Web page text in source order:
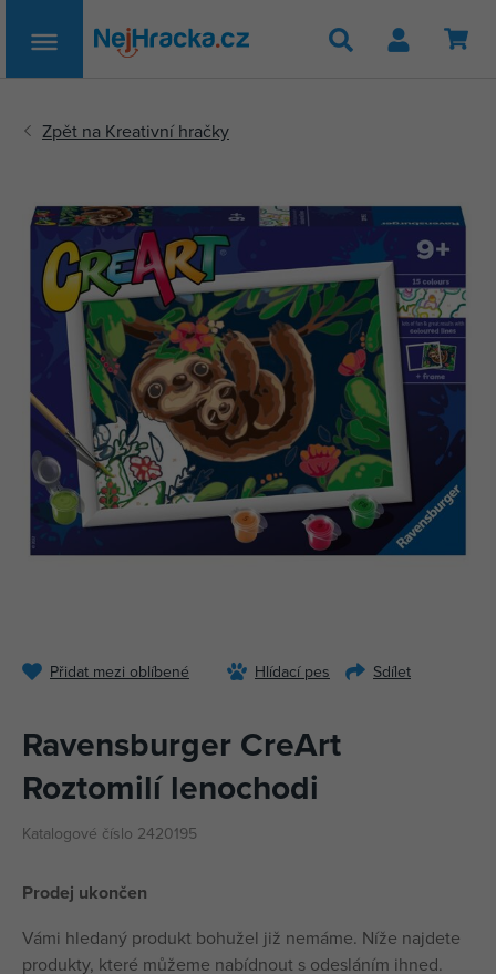
Hledat
Přidat mezi oblíbené Hlídací pes Sdílet
Ravensburger CreArt
Roztomilí lenochodi
Katalogové číslo 2420195
Prodej ukončen
Vámi hledaný produkt bohužel již nemáme. Níže najdete
produkty, které můžeme nabídnout s odesláním ihned.